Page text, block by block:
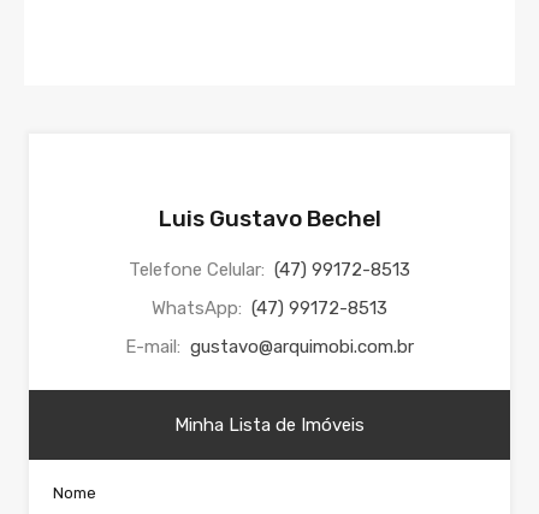
Luis Gustavo Bechel
Telefone Celular: (47) 99172-8513
WhatsApp: (47) 99172-8513
E-mail: gustavo@arquimobi.com.br
Minha Lista de Imóveis
Nome